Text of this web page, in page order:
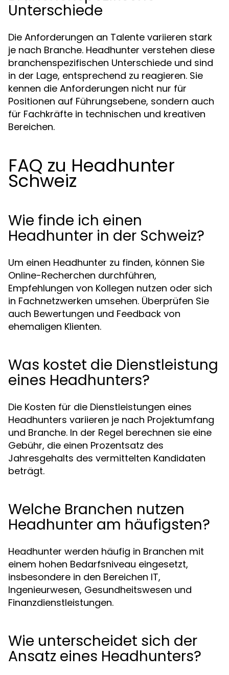
Unterschiede
Die Anforderungen an Talente variieren stark
je nach Branche. Headhunter verstehen diese
branchenspezifischen Unterschiede und sind
in der Lage, entsprechend zu reagieren. Sie
kennen die Anforderungen nicht nur für
Positionen auf Führungsebene, sondern auch
für Fachkräfte in technischen und kreativen
Bereichen.
FAQ zu Headhunter
Schweiz
Wie finde ich einen
Headhunter in der Schweiz?
Um einen Headhunter zu finden, können Sie
Online-Recherchen durchführen,
Empfehlungen von Kollegen nutzen oder sich
in Fachnetzwerken umsehen. Überprüfen Sie
auch Bewertungen und Feedback von
ehemaligen Klienten.
Was kostet die Dienstleistung
eines Headhunters?
Die Kosten für die Dienstleistungen eines
Headhunters variieren je nach Projektumfang
und Branche. In der Regel berechnen sie eine
Gebühr, die einen Prozentsatz des
Jahresgehalts des vermittelten Kandidaten
beträgt.
Welche Branchen nutzen
Headhunter am häufigsten?
Headhunter werden häufig in Branchen mit
einem hohen Bedarfsniveau eingesetzt,
insbesondere in den Bereichen IT,
Ingenieurwesen, Gesundheitswesen und
Finanzdienstleistungen.
Wie unterscheidet sich der
Ansatz eines Headhunters?